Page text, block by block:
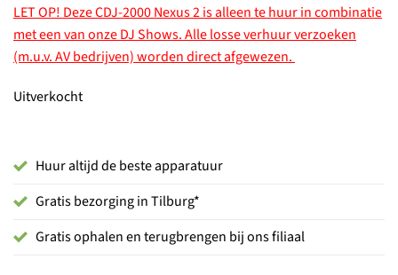
LET OP! Deze CDJ-2000 Nexus 2 is alleen te huur in combinatie
met een van onze DJ Shows. Alle losse verhuur verzoeken
(m.u.v. AV bedrijven) worden direct afgewezen.
Uitverkocht
Huur altijd de beste apparatuur
Gratis bezorging in Tilburg*
Gratis ophalen en terugbrengen bij ons filiaal